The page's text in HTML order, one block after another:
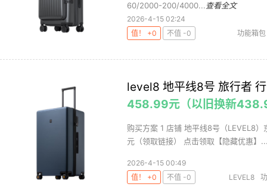
60/2000-200/4000... 查看全文
2026-4-15 02:24
值！ +0
不值 -0 功能箱包
level8 地平线8号 旅行者
458.99元（以旧换新
购买方案 1 店铺 地平线8号（LEVEL8
元（领取链接） 点击领取【隐藏优惠】
2026-4-15 00:49
值！ +0
不值 -0 LEVEL8